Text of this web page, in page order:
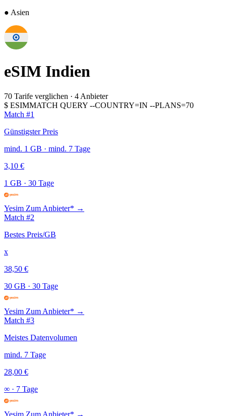
● Asien
eSIM Indien
70 Tarife verglichen · 4 Anbieter
$ ESIMMATCH QUERY --COUNTRY=IN --PLANS=70
Match #1
Günstigster Preis
mind. 1 GB · mind. 7 Tage
3,10 €
1 GB · 30 Tage
Yesim Zum Anbieter* →
Match #2
Bestes Preis/GB
x
38,50 €
30 GB · 30 Tage
Yesim Zum Anbieter* →
Match #3
Meistes Datenvolumen
mind. 7 Tage
28,00 €
∞ · 7 Tage
Yesim Zum Anbieter* →